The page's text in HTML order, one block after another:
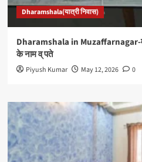
Dharamshala(यात्री निवास)
Dharamshala in Muzaffarnagar-
के नाम व् पते
Piyush Kumar May 12, 2026 0